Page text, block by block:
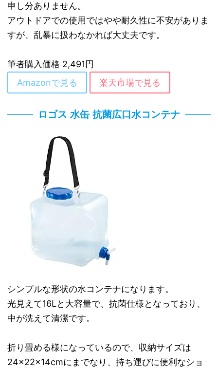
申し分ありません。
アウトドアでの使用ではやや耐久性に不安がありま
すが、乱暴に扱わなかれば大丈夫です。
筆者購入価格 2,491円
Amazonで見る
楽天市場で見る
ロゴス 水缶 抗菌広口水コンテナ
シンプルな形状の水コンテナになります。
光見えて16Lと大容量で、抗菌仕様となっており、
中が洗えて清潔です。
折り畳める様になっているので、収納サイズは
24×22×14cmにまでなり、持ち運びに便利なショ